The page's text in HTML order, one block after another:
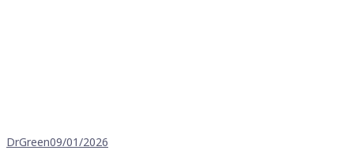
DrGreen09/01/2026